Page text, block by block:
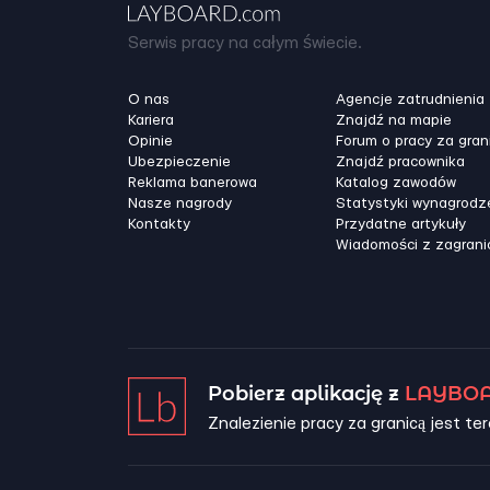
Serwis pracy na całym świecie.
O nas
Kariera
Opinie
Ubezpieczenie
Reklama banerowa
Nasze nagrody
Kontakty
Agencje zatrudnienia
Znajdź na mapie
Forum o pracy za
Znajdź pracownika
Katalog zawodów
Statystyki
Przydatne artykuły
Wiadomości z
Pobierz aplikację z
Znalezienie pracy za granicą jest